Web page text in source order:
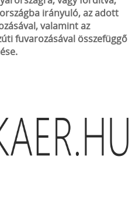
irányuló, az adott
valamint az
fuvarozásával összefüggő